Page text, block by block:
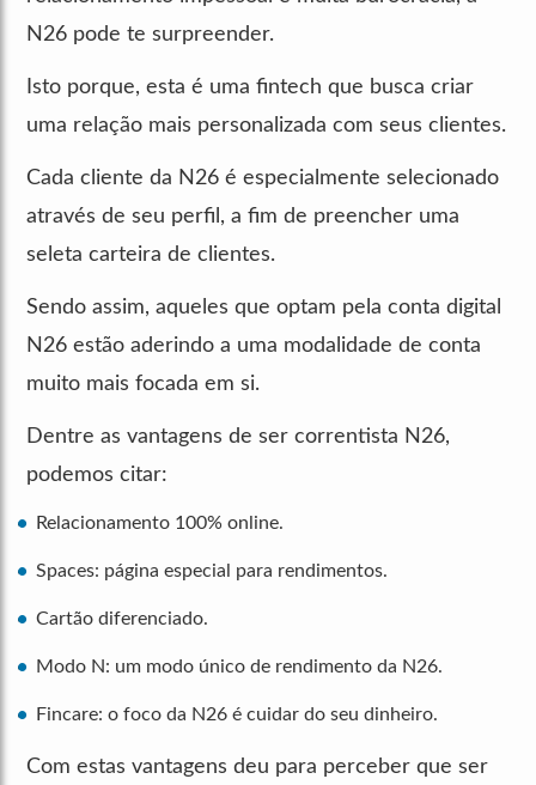
N26 pode te surpreender.
Isto porque, esta é uma fintech que busca criar
uma relação mais personalizada com seus clientes.
Cada cliente da N26 é especialmente selecionado
através de seu perfil, a fim de preencher uma
seleta carteira de clientes.
Sendo assim, aqueles que optam pela conta digital
N26 estão aderindo a uma modalidade de conta
muito mais focada em si.
Dentre as vantagens de ser correntista N26,
podemos citar:
Relacionamento 100% online.
Spaces: página especial para rendimentos.
Cartão diferenciado.
Modo N: um modo único de rendimento da N26.
Fincare: o foco da N26 é cuidar do seu dinheiro.
Com estas vantagens deu para perceber que ser